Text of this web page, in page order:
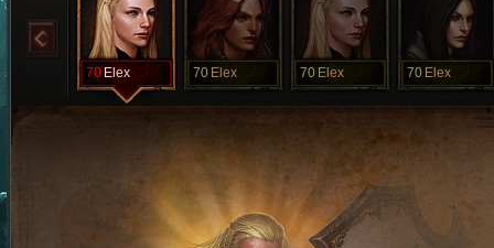
70 Elex 70 Elex 70 Elex 70 Elex